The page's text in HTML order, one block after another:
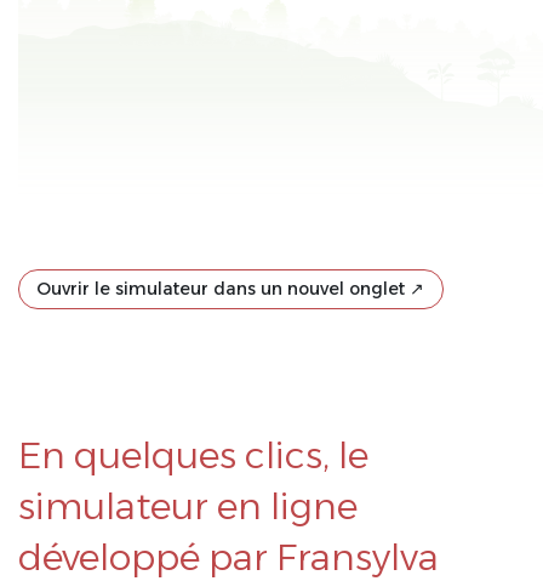
Ouvrir le simulateur dans un nouvel onglet ↗️
En quelques clics, le
simulateur en ligne
développé par Fransylva